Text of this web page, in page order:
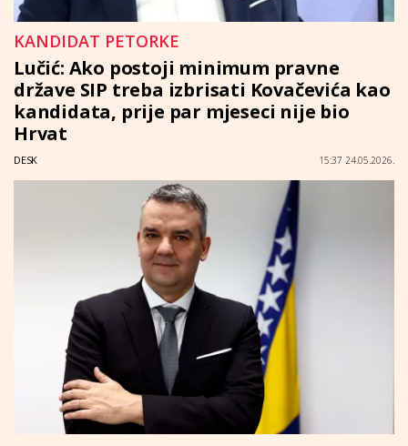
KANDIDAT PETORKE
Lučić: Ako postoji minimum pravne
države SIP treba izbrisati Kovačevića kao
kandidata, prije par mjeseci nije bio
Hrvat
DESK 15:37 24.05.2026.